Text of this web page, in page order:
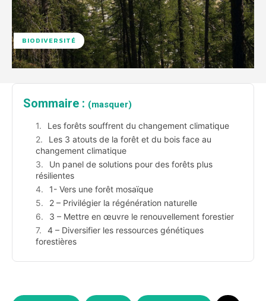
BIODIVERSITÉ
Sommaire : (masquer)
Les forêts souffrent du changement climatique
Les 3 atouts de la forêt et du bois face au
changement climatique
Un panel de solutions pour des forêts plus
résilientes
1- Vers une forêt mosaïque
2 – Privilégier la régénération naturelle
3 – Mettre en œuvre le renouvellement forestier
4 – Diversifier les ressources génétiques
forestières